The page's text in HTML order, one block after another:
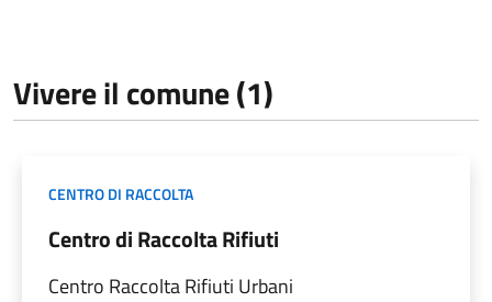
Vivere il comune (1)
CENTRO DI RACCOLTA
Centro di Raccolta Rifiuti
Centro Raccolta Rifiuti Urbani